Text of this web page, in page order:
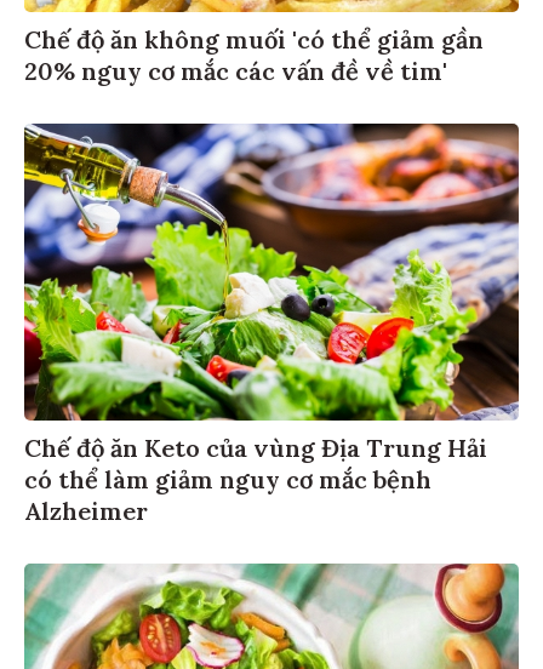
Chế độ ăn không muối 'có thể giảm gần
20% nguy cơ mắc các vấn đề về tim'
Chế độ ăn Keto của vùng Địa Trung Hải
có thể làm giảm nguy cơ mắc bệnh
Alzheimer